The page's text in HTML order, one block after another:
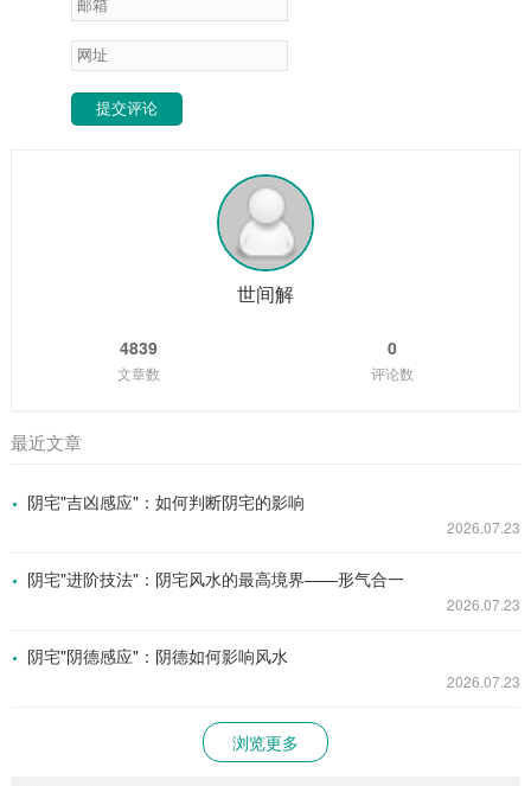
提交评论
世间解
4839
文章数
0
评论数
最近文章
阴宅"吉凶感应"：如何判断阴宅的影响
2026.07.23
阴宅"进阶技法"：阴宅风水的最高境界——形气合一
2026.07.23
阴宅"阴德感应"：阴德如何影响风水
2026.07.23
浏览更多